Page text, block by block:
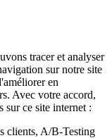
tracer et analyser
sur notre site
en
Avec votre accord,
sur ce site internet :
clients, A/B-Testing